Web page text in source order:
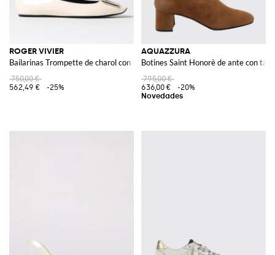
ROGER VIVIER
Bailarinas Trompette de charol con hebilla
750,00 €
562,49 €
-25%
AQUAZZURA
Botines Saint Honorè de ante con
795,00 €
636,00 €
-20%